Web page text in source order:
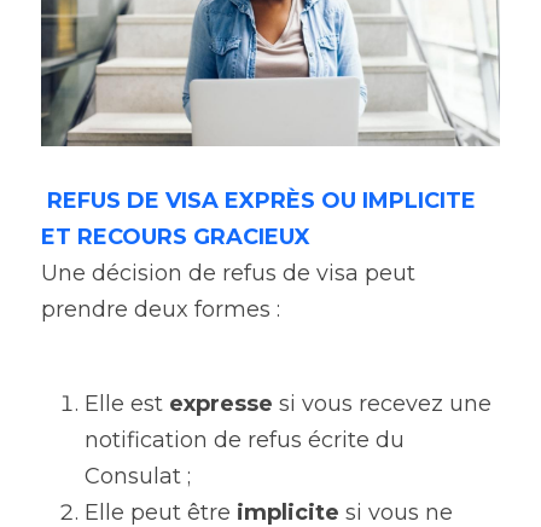
REFUS DE VISA EXPRÈS OU IMPLICITE
ET RECOURS GRACIEUX
Une décision de refus de visa peut
prendre deux formes :
Elle est expresse si vous recevez une
notification de refus écrite du
Consulat ;
Elle peut être implicite si vous ne